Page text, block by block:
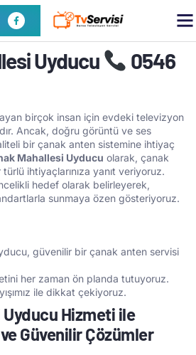
Uyducu
0546
birçok insan için evdeki televizyon
Ancak, doğru görüntü ve ses
bir çanak anten sistemine ihtiyaç
Mahallesi Uyducu olarak, çanak
ihtiyaçlarınıza yanıt veriyoruz.
hedef olarak belirleyerek,
sunmaya özen gösteriyoruz.
güvenilir bir çanak anten servisi
her zaman ön planda tutuyoruz.
ile dikkat çekiyoruz.
Hizmeti ile
Güvenilir Çözümler